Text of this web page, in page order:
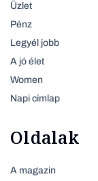
Üzlet
Pénz
Legyél jobb
A jó élet
Women
Napi címlap
Oldalak
A magazin